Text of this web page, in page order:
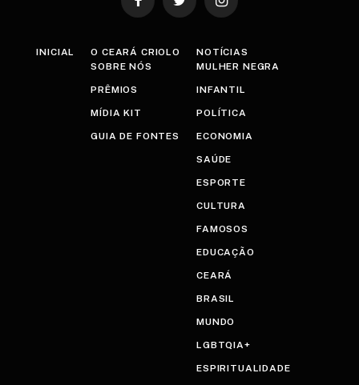
FacebookTwitter Instagram
INICIAL
O CEARÁ CRIOLO
SOBRE NÓS
PRÊMIOS
MÍDIA KIT
GUIA DE FONTES
NOTÍCIAS
MULHER NEGRA
INFANTIL
POLÍTICA
ECONOMIA
SAÚDE
ESPORTE
CULTURA
FAMOSOS
EDUCAÇÃO
CEARÁ
BRASIL
MUNDO
LGBTQIA+
ESPIRITUALIDADE